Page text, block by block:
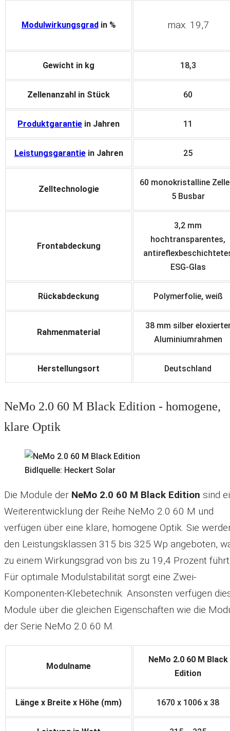
Modulwirkungsgradin % max. 19,7
Gewicht in kg 18,3
Zellenanzahl in Stück 60
Produktgarantie in Jahren 11
Leistungsgarantiein Jahren 25
Zelltechnologie
60 monokristalline
5 Busbar
Frontabdeckung
3,2 mm
hochtransparentes,
ESG-Glas
Rückabdeckung Polymerfolie, weiß
Rahmenmaterial
38 mm silber
Aluminiumrahmen
Herstellungsort Deutschland
NeMo 2.0 60 M Black Edition - homogene,
klare Optik
Bidlquelle: Heckert Solar
Die Module der NeMo 2.0 60 M Black Edition sind
Weiterentwicklung der Reihe NeMo 2.0 60 M und
verfügen über eine klare, homogene Optik. Sie
den Leistungsklassen 315 bis 325 Wp angeboten,
zu einem Wirkungsgrad von bis zu 19,4 Prozent
Für optimale Modulstabilität sorgt eine Zwei-
Komponenten-Klebetechnik. Ansonsten verfügen
Module über die gleichen Eigenschaften wie die
der Serie NeMo 2.0 60 M.
Modulname
NeMo 2.0 60 M Black
Edition
Länge x Breite x Höhe (mm) 1670 x 1006 x 38